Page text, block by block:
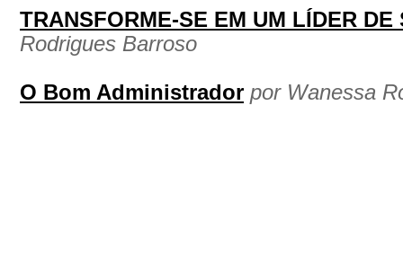
TRANSFORME-SE EM UM LÍDER DE
Rodrigues Barroso
O Bom Administrador por Wanessa